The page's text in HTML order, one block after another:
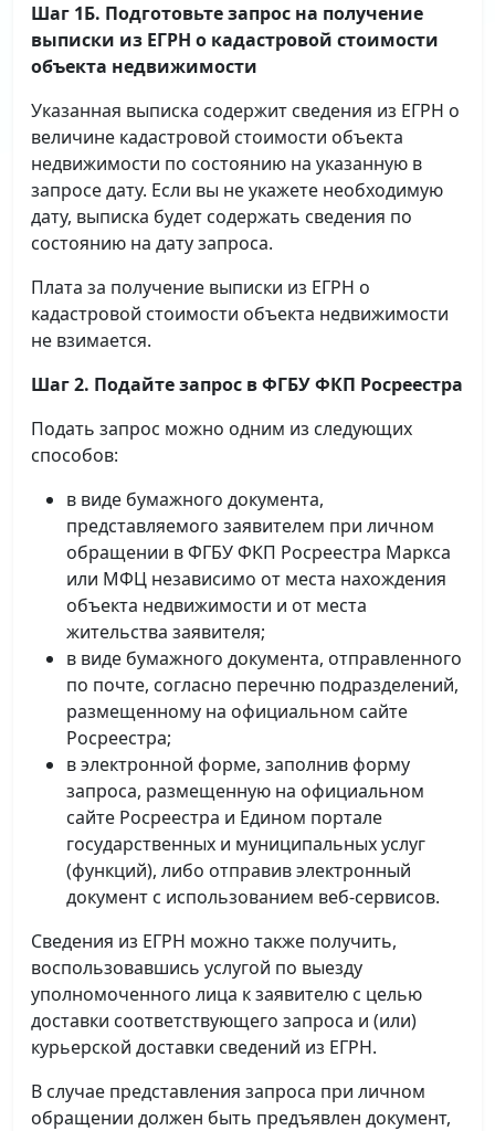
Шаг 1Б. Подготовьте запрос на получение
выписки из ЕГРН о кадастровой стоимости
объекта недвижимости
Указанная выписка содержит сведения из ЕГРН о
величине кадастровой стоимости объекта
недвижимости по состоянию на указанную в
запросе дату. Если вы не укажете необходимую
дату, выписка будет содержать сведения по
состоянию на дату запроса.
Плата за получение выписки из ЕГРН о
кадастровой стоимости объекта недвижимости
не взимается.
Шаг 2. Подайте запрос в ФГБУ ФКП Росреестра
Подать запрос можно одним из следующих
способов:
в виде бумажного документа,
представляемого заявителем при личном
обращении в ФГБУ ФКП Росреестра Маркса
или МФЦ независимо от места нахождения
объекта недвижимости и от места
жительства заявителя;
в виде бумажного документа, отправленного
по почте, согласно перечню подразделений,
размещенному на официальном сайте
Росреестра;
в электронной форме, заполнив форму
запроса, размещенную на официальном
сайте Росреестра и Едином портале
государственных и муниципальных услуг
(функций), либо отправив электронный
документ с использованием веб-сервисов.
Сведения из ЕГРН можно также получить,
воспользовавшись услугой по выезду
уполномоченного лица к заявителю с целью
доставки соответствующего запроса и (или)
курьерской доставки сведений из ЕГРН.
В случае представления запроса при личном
обращении должен быть предъявлен документ,